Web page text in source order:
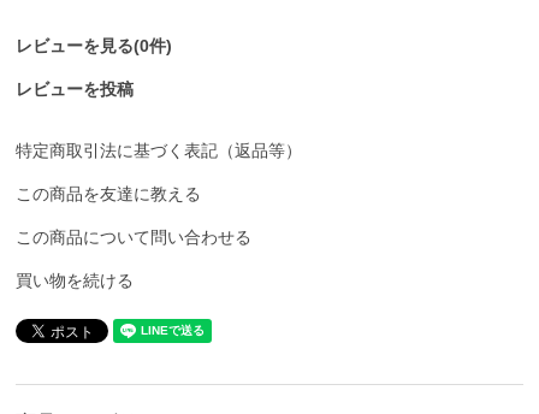
レビューを見る(0件)
レビューを投稿
特定商取引法に基づく表記（返品等）
この商品を友達に教える
この商品について問い合わせる
買い物を続ける